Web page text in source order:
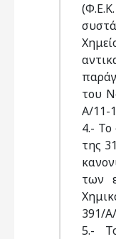
του
Α/11-
4.- Το
της
των
391/
5.-